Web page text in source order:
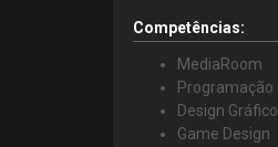
Competências:
MediaRoom
Programação
Design Gráfico
Game Design